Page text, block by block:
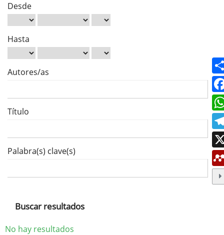
Desde
Hasta
Autores/as
Título
Palabra(s) clave(s)
Buscar resultados
No hay resultados